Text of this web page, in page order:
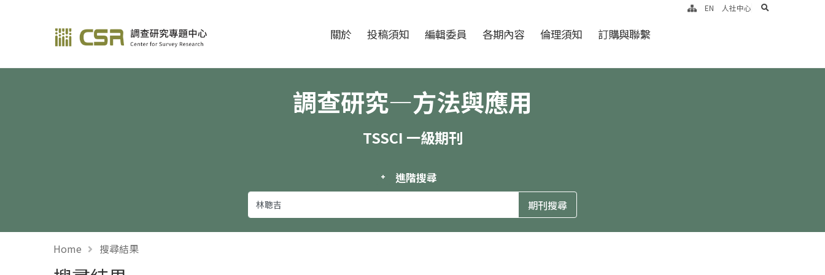
調查研究—方法與應用期刊 關於 投稿須知 編輯委員 各期內容 倫理須知 訂購與聯繫
EN 人社中心 search
調查研究—方法與應用
TSSCI 一級期刊
進階搜尋
Home 搜尋結果